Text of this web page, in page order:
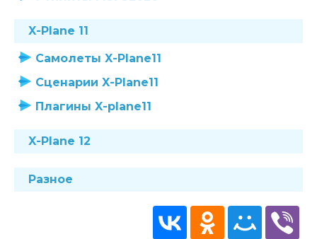
X-Plane 11
Самолеты X-Plane11
Сценарии X-Plane11
Плагины X-plane11
X-Plane 12
Разное